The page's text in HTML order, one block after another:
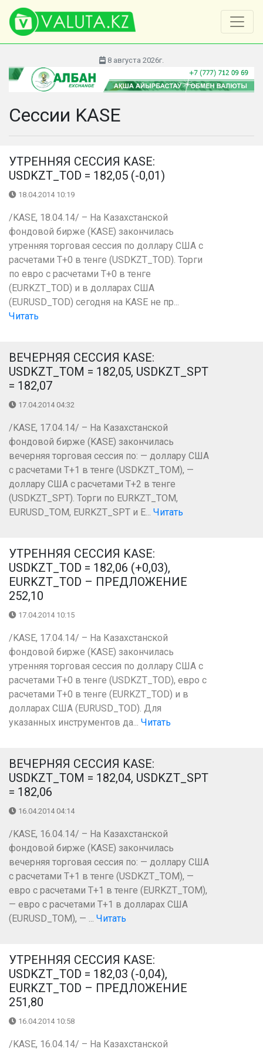
8 августа 2026г.
Сессии KASE
УТРЕННЯЯ СЕССИЯ KASE:
USDKZT_TOD = 182,05 (-0,01)
18.04.2014 10:19
/KASE, 18.04.14/ – На Казахстанской
фондовой бирже (KASE) закончилась
утренняя торговая сессия по доллару США с
расчетами Т+0 в тенге (USDKZT_TOD). Торги
по евро с расчетами Т+0 в тенге
(EURKZT_TOD) и в долларах США
(EURUSD_TOD) сегодня на KASE не пр...
Читать
ВЕЧЕРНЯЯ СЕССИЯ KASE:
USDKZT_TOM = 182,05, USDKZT_SPT
= 182,07
17.04.2014 04:32
/KASE, 17.04.14/ – На Казахстанской
фондовой бирже (KASE) закончилась
вечерняя торговая сессия по: — доллару США
с расчетами Т+1 в тенге (USDKZT_TOM), —
доллару США с расчетами Т+2 в тенге
(USDKZT_SPT). Торги по EURKZT_TOM,
EURUSD_TOM, EURKZT_SPT и E... Читать
УТРЕННЯЯ СЕССИЯ KASE:
USDKZT_TOD = 182,06 (+0,03),
EURKZT_TOD – ПРЕДЛОЖЕНИЕ
252,10
17.04.2014 10:15
/KASE, 17.04.14/ – На Казахстанской
фондовой бирже (KASE) закончилась
утренняя торговая сессия по доллару США с
расчетами Т+0 в тенге (USDKZT_TOD), евро с
расчетами T+0 в тенге (EURKZT_TOD) и в
долларах США (EURUSD_TOD). Для
указанных инструментов да... Читать
ВЕЧЕРНЯЯ СЕССИЯ KASE:
USDKZT_TOM = 182,04, USDKZT_SPT
= 182,06
16.04.2014 04:14
/KASE, 16.04.14/ – На Казахстанской
фондовой бирже (KASE) закончилась
вечерняя торговая сессия по: — доллару США
с расчетами Т+1 в тенге (USDKZT_TOM), —
евро с расчетами Т+1 в тенге (EURKZT_TOM),
— евро с расчетами Т+1 в долларах США
(EURUSD_TOM), — ... Читать
УТРЕННЯЯ СЕССИЯ KASE:
USDKZT_TOD = 182,03 (-0,04),
EURKZT_TOD – ПРЕДЛОЖЕНИЕ
251,80
16.04.2014 10:58
/KASE, 16.04.14/ – На Казахстанской